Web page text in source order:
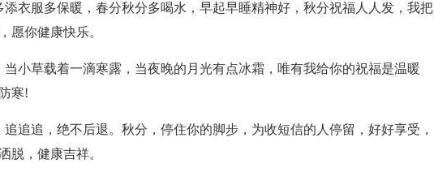
添衣服多保暖，春分秋分多喝水，早起早睡精神好，秋分祝福人人发，我把
愿你健康快乐。
当小草载着一滴寒露，当夜晚的月光有点冰霜，唯有我给你的祝福是温暖
寒!
追追，绝不后退。秋分，停住你的脚步，为收短信的人停留，好好享受，
脱，健康吉祥。